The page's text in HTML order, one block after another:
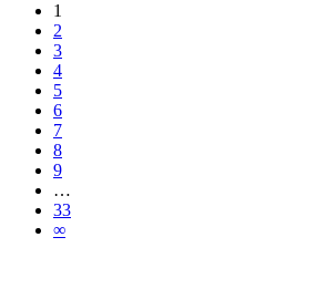
1
2
3
4
5
6
7
8
9
…
33
∞